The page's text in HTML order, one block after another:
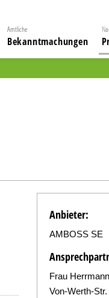
Amtliche
Bekanntmachungen
Anbieter:
AMBOSS SE
Frau Herrmann
Von-Werth-Str.